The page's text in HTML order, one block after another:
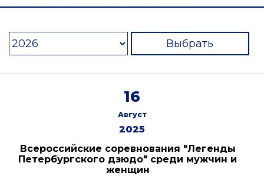
Выбрать
16
Август
2025
Всероссийские соревнования "Легенды
Петербургского дзюдо" среди мужчин и
женщин